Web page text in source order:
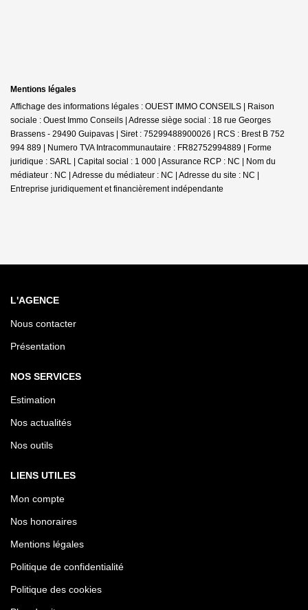
Mentions légales
Affichage des informations légales : OUEST IMMO CONSEILS | Raison
sociale : Ouest Immo Conseils | Adresse siège social : 18 rue Georges
Brassens - 29490 Guipavas | Siret : 75299488900026 | RCS : Brest B 752
994 889 | Numero TVA Intracommunautaire : FR82752994889 | Forme
juridique : SARL | Capital social : 1 000 | Assurance RCP : NC | Nom du
médiateur : NC | Adresse du médiateur : NC | Adresse du site : NC |
Entreprise juridiquement et financièrement indépendante
L'AGENCE
Nous contacter
Présentation
NOS SERVICES
Estimation
Nos actualités
Nos outils
LIENS UTILES
Mon compte
Nos honoraires
Mentions légales
Politique de confidentialité
Politique des cookies